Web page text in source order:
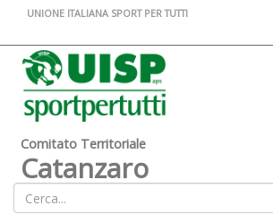
UNIONE ITALIANA SPORT PER TUTTI
Comitato Territoriale
Catanzaro